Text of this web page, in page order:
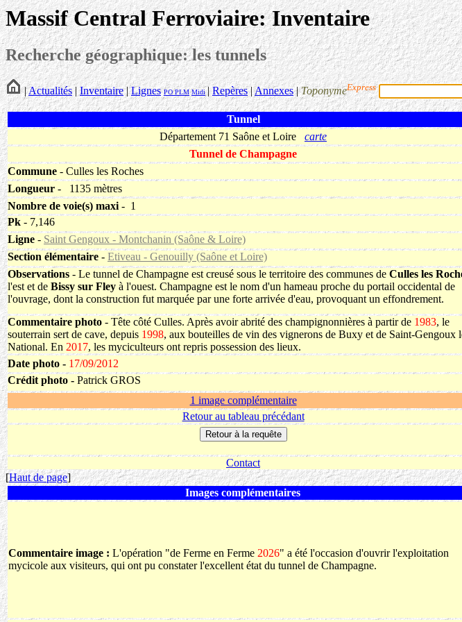
Massif Central Ferroviaire: Inventaire
Recherche géographique: les tunnels
|Actualités| Inventaire|Lignes POPLM Midi |Repères|Annexes|ToponymeExpress
Tunnel
Département 71 Saône et Loire carte
Tunnel de Champagne
Commune - Culles les Roches
Longueur -
1135 mètres
Nombre de voie(s) maxi - 1
Pk - 7,146
Ligne - Saint Gengoux - Montchanin (Saône & Loire)
Section élémentaire - Etiveau - Genouilly (Saône et Loire)
Observations - Le tunnel de Champagne est creusé sous le territoire des communes de Culles les
l'est et de Bissy sur Fley à l'ouest. Champagne est le nom d'un hameau proche du portail occidental de
l'ouvrage, dont la construction fut marquée par une forte arrivée d'eau, provoquant un effondrement.
Commentaire photo - Tête côté Culles. Après avoir abrité des champignonnières à partir de 1983, le
souterrain sert de cave, depuis 1998, aux bouteilles de vin des vignerons de Buxy et de Saint-Gengoux
National. En 2017, les myciculteurs ont repris possession des lieux.
Date photo - 17/09/2012
Crédit photo - Patrick GROS
1 image complémentaire
Retour au tableau précédant
Contact
[Haut de page]
Images complémentaires
Commentaire image : L'opération "de Ferme en Ferme 2026" a été l'occasion d'ouvrir l'exploitation
mycicole aux visiteurs, qui ont pu constater l'excellent état du tunnel de Champagne.